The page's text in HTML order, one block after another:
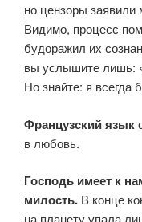
но цензоры заявили
Видимо, процесс
будоражил их
вы услышите лишь:
Но знайте: я всегда
Французский язык
в любовь.
Господь имеет к
милость. В конце
на планету упала